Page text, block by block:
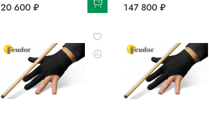
20 600 ₽ 147 800 ₽